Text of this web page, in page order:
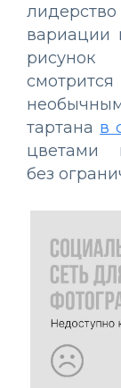
вариации
тартана в
цветами
без